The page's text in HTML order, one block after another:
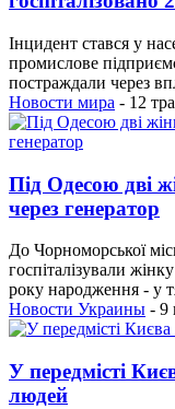
Інцидент стався у
промислове
постраждали через
Новости мира - 12
Під Одесою дві
через генератор
До Чорноморської
госпіталізували
року народження - у
Новости Украины - 9
У передмісті
людей